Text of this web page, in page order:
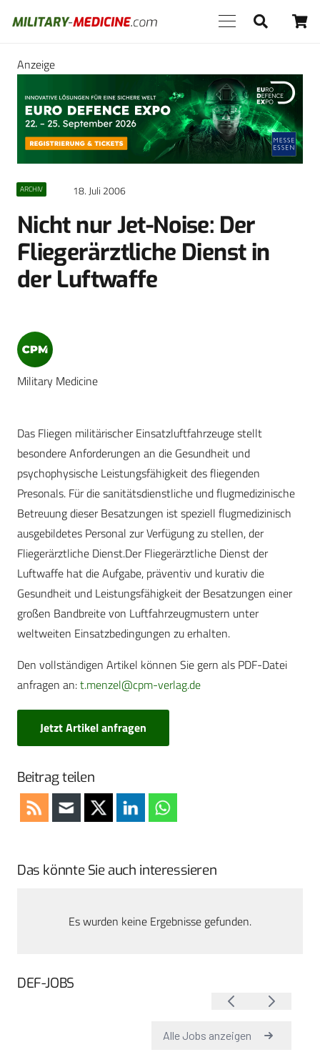
Anzeige
ARCHIV 18. Juli 2006
Nicht nur Jet-Noise: Der
Fliegerärztliche Dienst in
der Luftwaffe
Military Medicine
Das Fliegen militärischer Einsatzluftfahrzeuge stellt
besondere Anforderungen an die Gesundheit und
psychophysische Leistungsfähigkeit des fliegenden
Presonals. Für die sanitätsdienstliche und flugmedizinische
Betreuung dieser Besatzungen ist speziell flugmedizinisch
ausgebildetes Personal zur Verfügung zu stellen, der
Fliegerärztliche Dienst.Der Fliegerärztliche Dienst der
Luftwaffe hat die Aufgabe, präventiv und kurativ die
Gesundheit und Leistungsfähigkeit der Besatzungen einer
großen Bandbreite von Luftfahrzeugmustern unter
weltweiten Einsatzbedingungen zu erhalten.
Den vollständigen Artikel können Sie gern als PDF-Datei
anfragen an:t.menzel@cpm-verlag.de
Jetzt Artikel anfragen
Beitrag teilen
Das könnte Sie auch interessieren
Es wurden keine Ergebnisse gefunden.
DEF-JOBS